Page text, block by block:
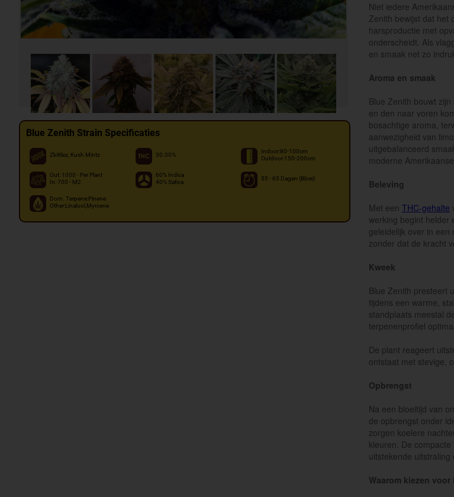
Blue Zenith Strain Specificaties
Zkittlez, Kush Mintz 30.00%
Indoor:80-100cm
Outdoor:150-200cm
Out: 1000 - Per Plant
In: 700 - M2
60% Indica
40% Sativa
55 - 65 Dagen (Bloei)
Dom. Terpene:Pinene
Other:Linalool,Myrcene
Niet iedere
Zenith bewijst dat het
harsproductie met
onderscheidt. Als
en smaak net zo
Aroma en smaak
Blue Zenith bouwt
en den naar voren
bosachtige aroma,
aanwezigheid van
uitgebalanceerd
moderne
Beleving
Met een THC-gehalte
werking begint helder
geleidelijk over in
zonder dat de kracht
Kweek
Blue Zenith presteert
tijdens een warme,
standplaats meestal
terpenenprofiel
De plant reageert
ontstaat met stevige,
Opbrengst
Na een bloeitijd van
de opbrengst onder
zorgen koelere
kleuren. De
uitstekende
Waarom kiezen